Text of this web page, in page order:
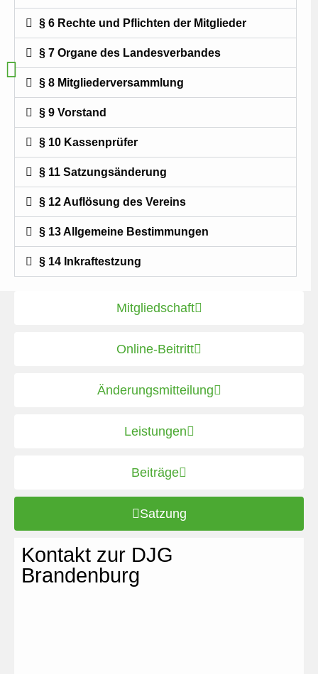
§ 6 Rechte und Pflichten der Mitglieder
§ 7 Organe des Landesverbandes
§ 8 Mitgliederversammlung
§ 9 Vorstand
§ 10 Kassenprüfer
§ 11 Satzungsänderung
§ 12 Auflösung des Vereins
§ 13 Allgemeine Bestimmungen
§ 14 Inkraftestzung
Mitgliedschaft
Online-Beitritt
Änderungsmitteilung
Leistungen
Beiträge
Satzung
Kontakt zur DJG
Brandenburg